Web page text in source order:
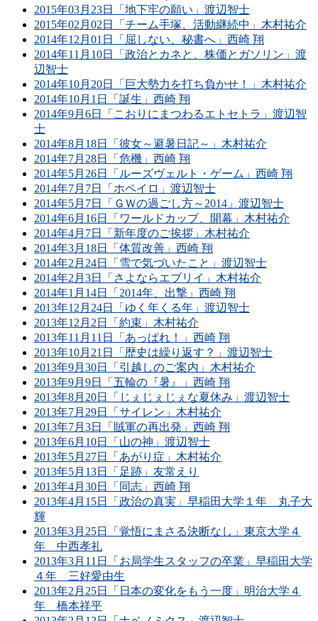
2015年03月23日「地下牢の願い」渡辺智士
2015年02月02日「チーム手塚、活動継続中」木村祐介
2014年12月01日「屈しない、秘書へ」西崎 翔
2014年11月10日「政治とカネと、株価とガソリン」渡
辺智士
2014年10月20日「巨大勢力を打ち負かせ！」木村祐介
2014年10月1日「誕生」西崎 翔
2014年9月6日「こおりにまつわるエトセトラ」渡辺智
士
2014年8月18日「彼女～避暑日記～」木村祐介
2014年7月28日「危機」西崎 翔
2014年5月26日「ルーズヴェルト・ゲーム」西崎 翔
2014年7月7日「ホペイロ」渡辺智士
2014年5月7日「ＧＷの過ごし方～2014」渡辺智士
2014年6月16日「ワールドカップ、開幕」木村祐介
2014年4月7日「新年度のご挨拶」木村祐介
2014年3月18日「体質改善」西崎 翔
2014年2月24日「雪で気づいたこと」渡辺智士
2014年2月3日「さよならエブリイ」木村祐介
2014年1月14日「2014年、出撃」西崎 翔
2013年12月24日「ゆく年くる年」渡辺智士
2013年12月2日「約束」木村祐介
2013年11月11日「あっぱれ！」西崎 翔
2013年10月21日「歴史は繰り返す？」渡辺智士
2013年9月30日「引越しのご案内」木村祐介
2013年9月9日「五輪の『暑』」西崎 翔
2013年8月20日「じぇじぇじぇな夏休み」渡辺智士
2013年7月29日「サイレン」木村祐介
2013年7月3日「賊軍の再出発」西崎 翔
2013年6月10日「山の神」渡辺智士
2013年5月27日「あがり症」木村祐介
2013年5月13日「足跡」友常えり
2013年4月30日「同志」西崎 翔
2013年4月15日「政治の真実」早稲田大学１年 丸子大
輝
2013年3月25日「覚悟にまさる決断なし」東京大学４
年 中西孝礼
2013年3月11日「お局学生スタッフの卒業」早稲田大学
４年 三好愛由生
2013年2月25日「日本の変化をもう一度」明治大学４
年 橋本祥平